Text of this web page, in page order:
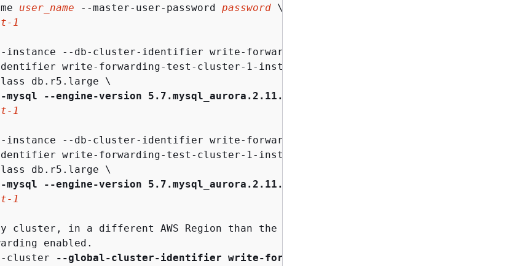
user_name --master-user-password password \
1
instance --db-cluster-identifier write-forwarding-test-cluster-1 \
write-forwarding-test-cluster-1-instance-1 \
db.r5.large \
mysql
--engine-version 5.7.mysql_aurora.2.11.1
1
instance --db-cluster-identifier write-forwarding-test-cluster-1 \
write-forwarding-test-cluster-1-instance-2 \
db.r5.large \
mysql
--engine-version 5.7.mysql_aurora.2.11.1
1
cluster, in a different AWS Region than the global database,
enabled.
cluster
--global-cluster-identifier write-forwarding-test